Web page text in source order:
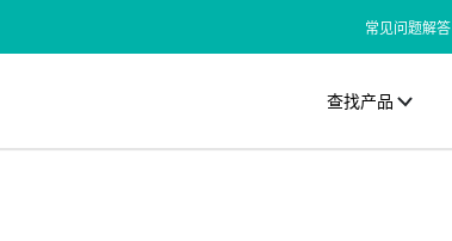
常见问题解答
查找产品